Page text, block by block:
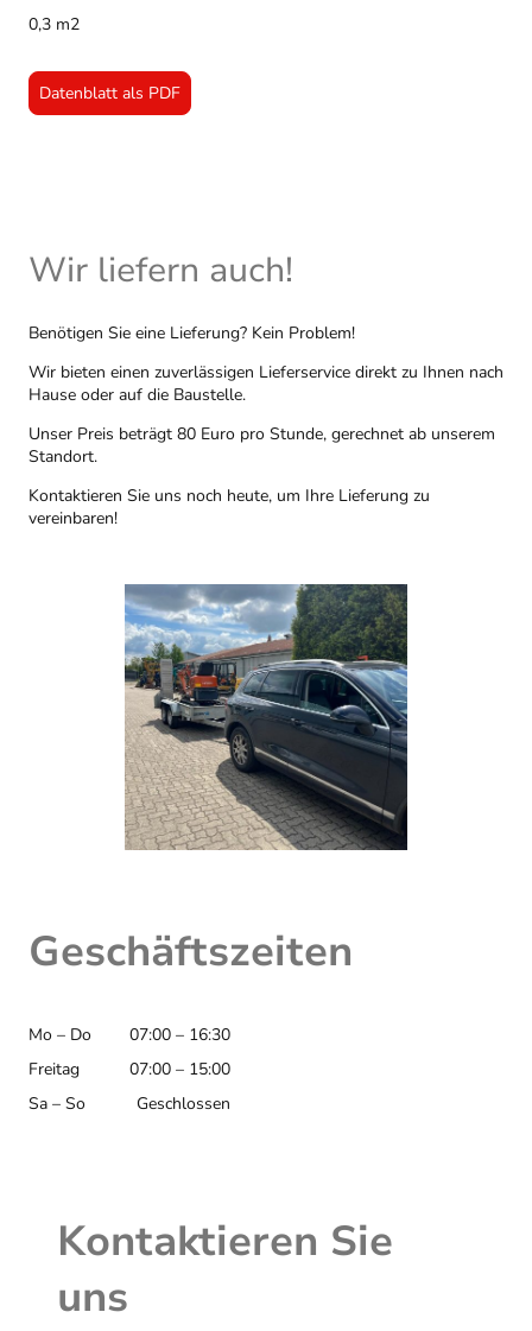
0,3 m2
Datenblatt als PDF
Wir liefern auch!
Benötigen Sie eine Lieferung? Kein Problem!
Wir bieten einen zuverlässigen Lieferservice direkt zu Ihnen nach
Hause oder auf die Baustelle.
Unser Preis beträgt 80 Euro pro Stunde, gerechnet ab unserem
Standort.
Kontaktieren Sie uns noch heute, um Ihre Lieferung zu
vereinbaren!
Geschäftszeiten
Mo – Do
07:00 – 16:30
Freitag
07:00 – 15:00
Sa – So
Geschlossen
Kontaktieren Sie
uns